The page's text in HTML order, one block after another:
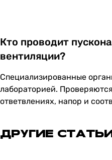
Кто проводит
вентиляции?
Специализированные
лабораторией.
ответвлениях, напор и
ДРУГИЕ СТАТЬИ